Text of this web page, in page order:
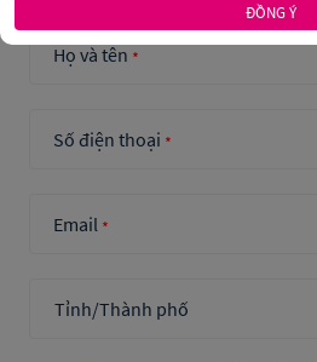
Họ và tên *
Số điện thoại *
Email *
ĐỒNG Ý